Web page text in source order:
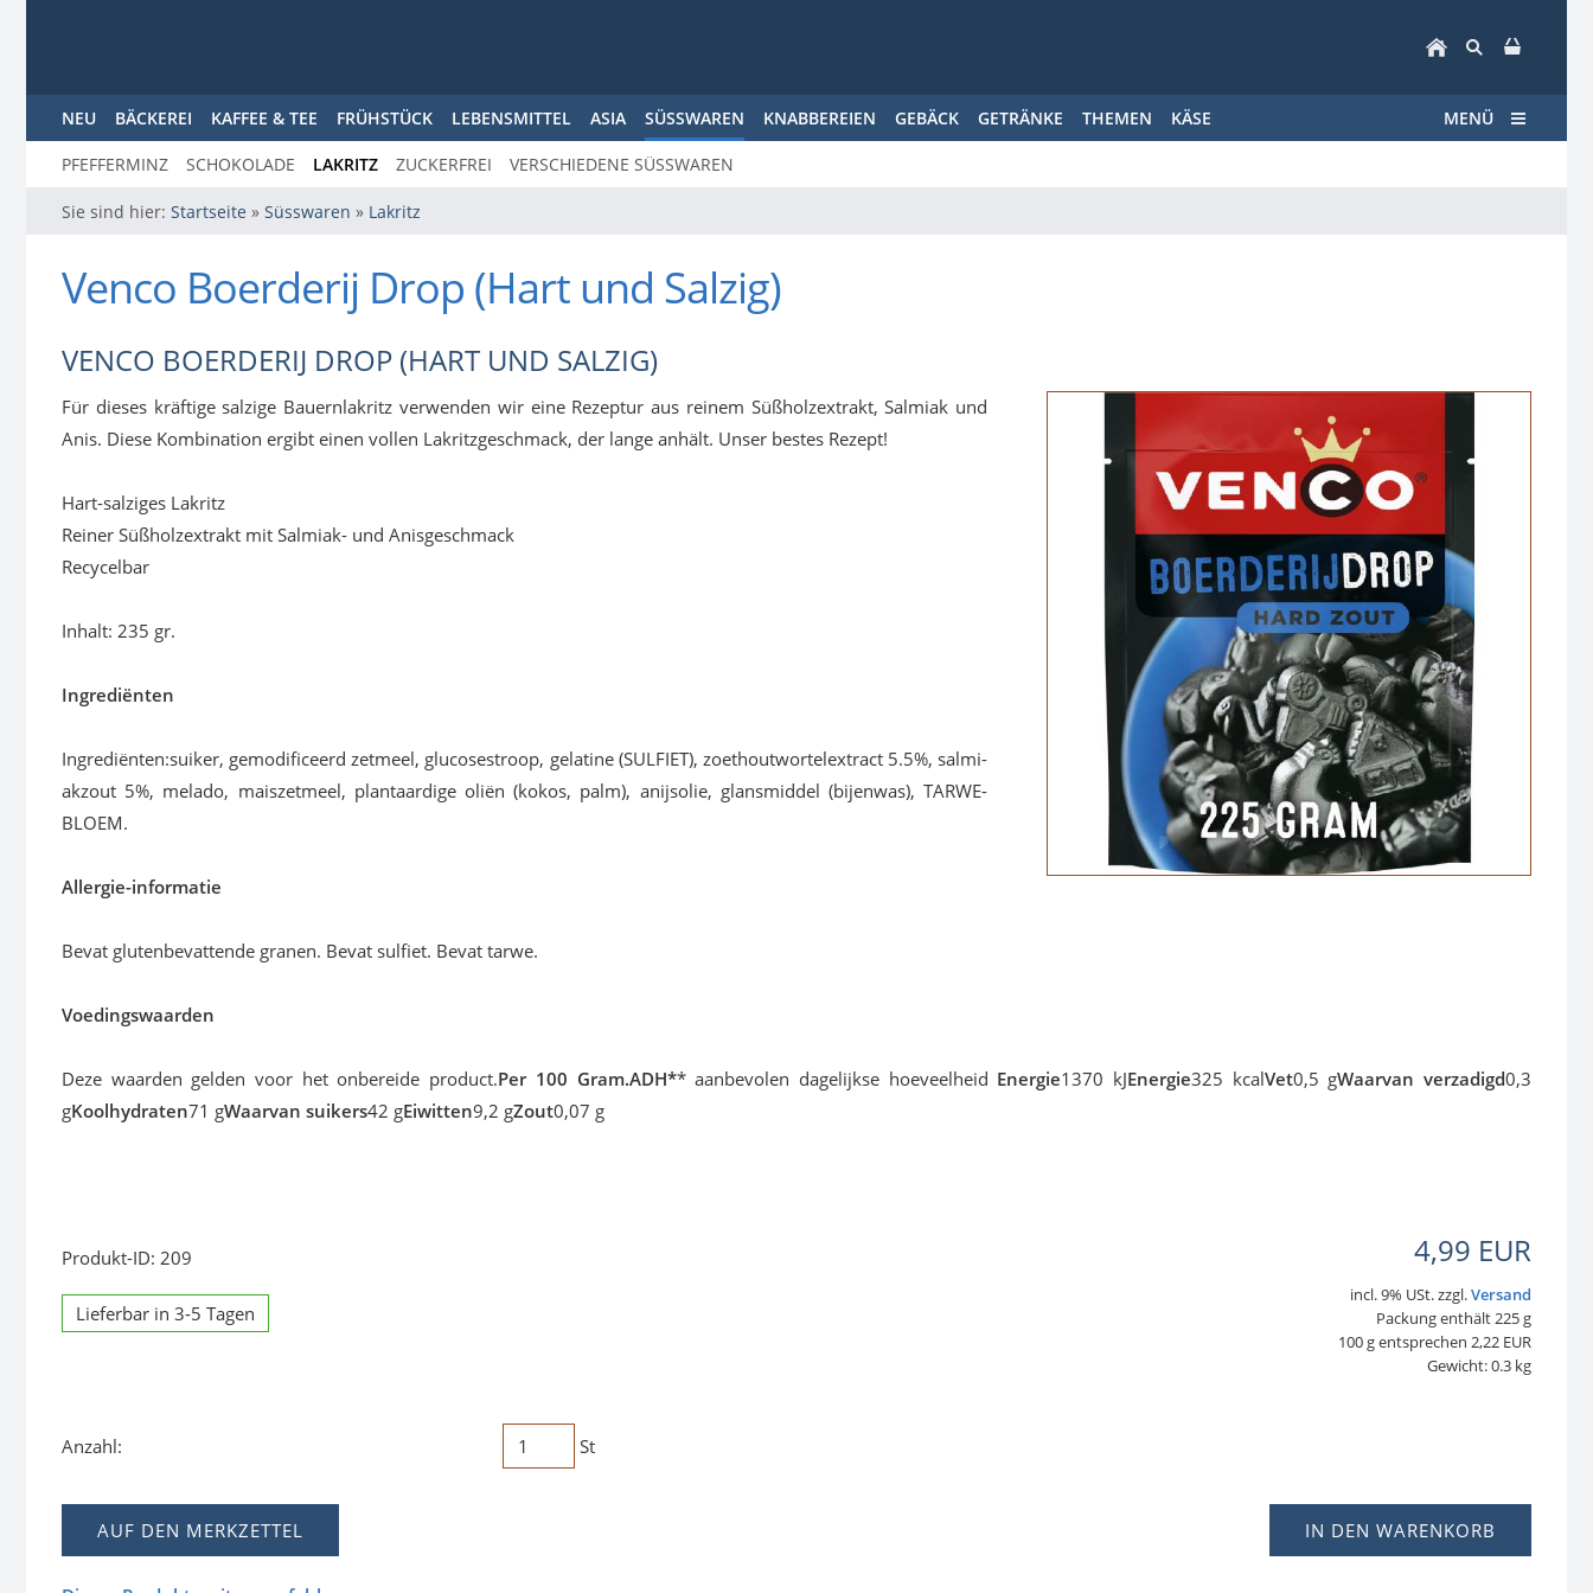
NEU BÄCKEREI KAFFEE & TEE FRÜHSTÜCK LEBENSMITTEL ASIA SÜSSWAREN KNABBEREIEN GEBÄCK GETRÄNKE THEMEN KÄSE MENÜ
PFEFFERMINZ SCHOKOLADE LAKRITZ ZUCKERFREI VERSCHIEDENE SÜSSWAREN
Sie sind hier: Startseite » Süsswaren » Lakritz
Venco Boerderij Drop (Hart und Salzig)
VENCO BOERDERIJ DROP (HART UND SALZIG)
Für dieses kräftige salzige Bauernlakritz verwenden wir eine Rezeptur aus reinem Süßholzextrakt, Salmiak und
Anis. Diese Kombination ergibt einen vollen Lakritzgeschmack, der lange anhält. Unser bestes Rezept!
Hart-salziges Lakritz
Reiner Süßholzextrakt mit Salmiak- und Anisgeschmack
Recycelbar
Inhalt: 235 gr.
Ingrediënten
In­gre­di­ën­ten:sui­ker, ge­mo­di­fi­ceerd zet­meel, glu­co­se­stroop, ge­la­ti­ne (SULFIET), zoet­hout­wor­te­lex­tract 5.5%, sal­mi­
ak­zout 5%, me­la­do, mais­zet­meel, plant­aar­di­ge oli­ën (ko­kos, palm), anijs­olie, glans­mid­del (bij­en­was), TAR­WE­
BLOEM.
Allergie-informatie
Be­vat glu­ten­be­vat­ten­de gra­nen. Be­vat sul­fiet. Be­vat tar­we.
Voedingswaarden
Deze waarden gelden voor het onbereide product.Per 100 Gram.ADH** aanbevolen dagelijkse hoeveelheid Energie1370 kJEnergie325 kcalVet0,5 gWaarvan verzadigd0,3
gKoolhydraten71 gWaarvan suikers42 gEiwitten9,2 gZout0,07 g
Produkt-ID: 209
Lieferbar in 3-5 Tagen
4,99 EUR
incl. 9% USt. zzgl.Versand
Packung enthält 225 g
100 g entsprechen 2,22 EUR
Gewicht: 0.3 kg
Anzahl: St
IN DEN WARENKORB
AUF DEN MERKZETTEL